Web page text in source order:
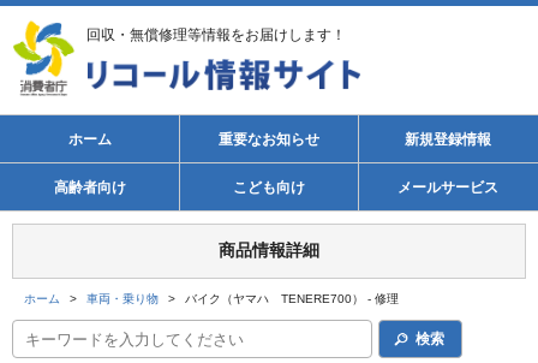
回収・無償修理等情報をお届けします！
ホーム 重要なお知らせ 新規登録情報
高齢者向け こども向け メールサービス
商品情報詳細
ホーム > 車両・乗り物 > バイク（ヤマハ TENERE700） - 修理
検索